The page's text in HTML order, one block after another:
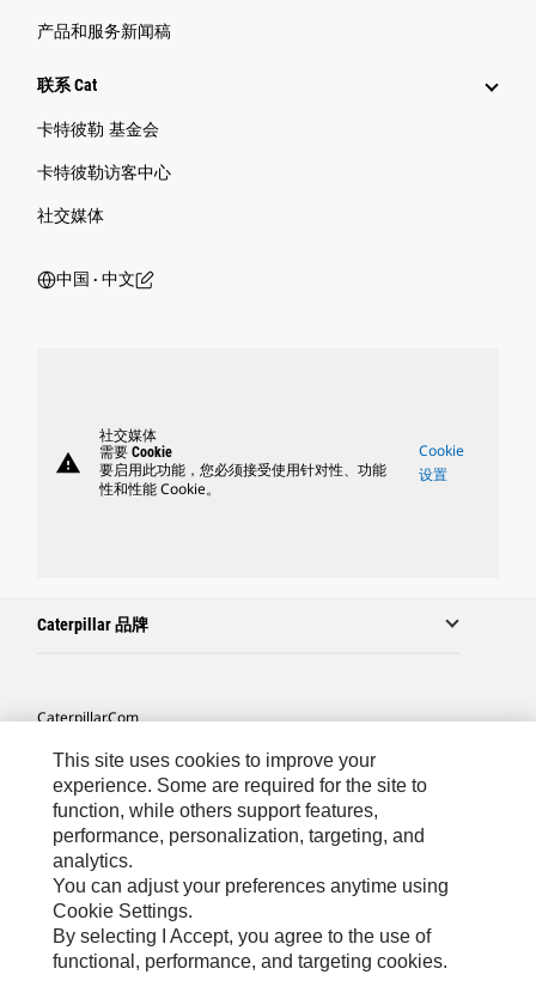
产品和服务新闻稿
联系 Cat
卡特彼勒 基金会
卡特彼勒访客中心
社交媒体
中国 ‧ 中文
warning
社交媒体
需要 Cookie
要启用此功能，您必须接受使用针对性、功能
性和性能 Cookie。
Cookie
设置
Caterpillar 品牌
Caterpillar.com
联系 Caterpillar
站点地图
Cookie Settings
法律
隐私
This site uses cookies to improve your
experience. Some are required for the site to
function, while others support features,
performance, personalization, targeting, and
analytics.
You can adjust your preferences anytime using
Cookie Settings.
By selecting I Accept, you agree to the use of
functional, performance, and targeting cookies.